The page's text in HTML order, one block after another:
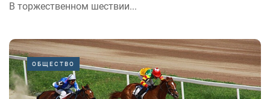
В торжественном шествии...
ОБЩЕСТВО